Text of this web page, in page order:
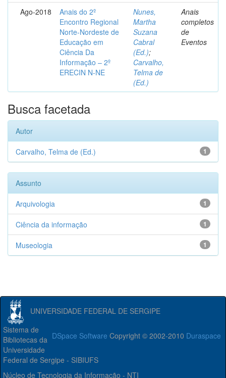
Ago-2018
Anais do 2º
Encontro Regional
Norte-Nordeste de
Educação em
Ciência Da
Informação – 2º
ERECIN N-NE
Nunes,
Martha
Suzana
Cabral
(Ed.);
Carvalho,
Telma de
(Ed.)
Anais
completos
de
Eventos
Busca facetada
Autor
1
Carvalho, Telma de (Ed.)
Assunto
1
Arquivologia
1
Ciência da informação
1
Museologia
UNIVERSIDADE FEDERAL DE SERGIPE
DSpace Software Copyright © 2002-2010 Duraspace
Sistema de
Bibliotecas da
Universidade
Federal de Sergipe - SIBIUFS
Núcleo de Tecnologia da Informação - NTI